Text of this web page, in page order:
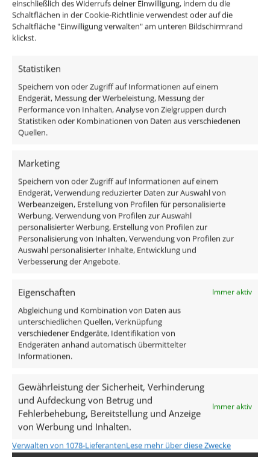
einschließlich des Widerrufs deiner Einwilligung, indem du die
Schaltflächen in der Cookie-Richtlinie verwendest oder auf die
Schaltfläche "Einwilligung verwalten" am unteren Bildschirmrand
klickst.
Statistiken
Speichern von oder Zugriff auf Informationen auf einem
Endgerät, Messung der Werbeleistung, Messung der
Performance von Inhalten, Analyse von Zielgruppen durch
Statistiken oder Kombinationen von Daten aus verschiedenen
Quellen.
Marketing
Speichern von oder Zugriff auf Informationen auf einem
Endgerät, Verwendung reduzierter Daten zur Auswahl von
Werbeanzeigen, Erstellung von Profilen für personalisierte
Werbung, Verwendung von Profilen zur Auswahl
personalisierter Werbung, Erstellung von Profilen zur
Personalisierung von Inhalten, Verwendung von Profilen zur
Auswahl personalisierter Inhalte, Entwicklung und
Verbesserung der Angebote.
Eigenschaften Immer aktiv
Abgleichung und Kombination von Daten aus
unterschiedlichen Quellen, Verknüpfung
verschiedener Endgeräte, Identifikation von
Endgeräten anhand automatisch übermittelter
Informationen.
Gewährleistung der Sicherheit, Verhinderung
und Aufdeckung von Betrug und
Fehlerbehebung, Bereitstellung und Anzeige
von Werbung und Inhalten.
Immer aktiv
Verwalten von 1078-LieferantenLese mehr über diese Zwecke
Passendes Zubehör:
Funkdimmer
Zigbee / Philips Hue
Im Lieferumfang ist der komplette Aufbaustrahler
samt Leuchtmittel enthalten um diesen direkt an 230V
seiner Milchglasfront, nicht nur sehr edel aus, da man
die einzelnen LEDs nicht sieht, sondern eignet sich
auch durch seinen großen Abstrahlwinkel von 120°
ideal zur allgemeinen Raumausleuchtung.
Lieferumfang:
Forma Einbaurahmen/Blende IP44
Technische Daten
90×88mm
Spannung (V)
AC 230V